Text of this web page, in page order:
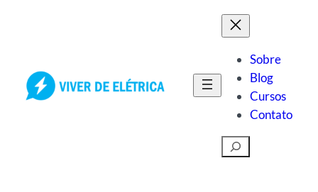
Sobre
Blog
Cursos
Contato
Pesquisar